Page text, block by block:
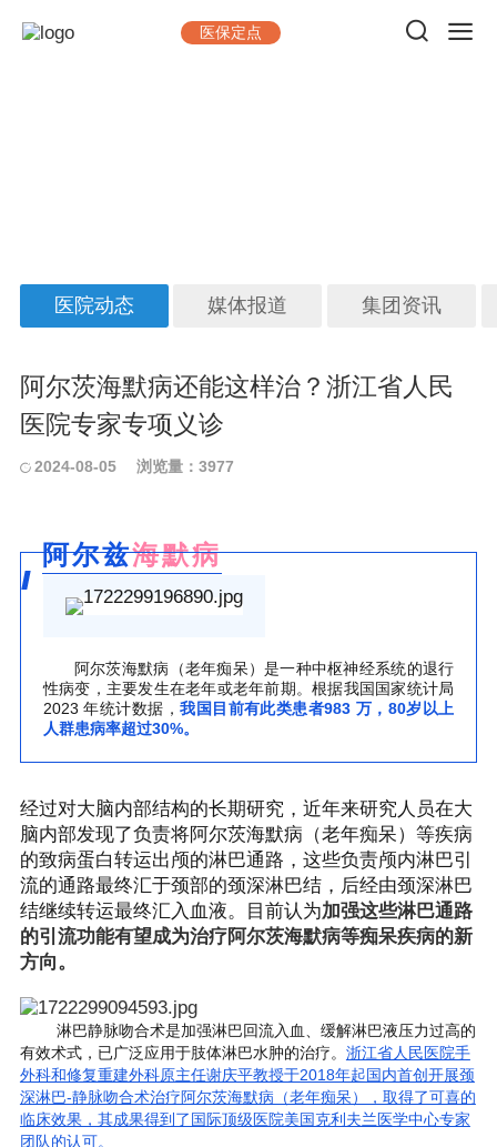
医保定点
医院动态 媒体报道 集团资讯
阿尔茨海默病还能这样治？浙江省人民
医院专家专项义诊
2024-08-05 浏览量：3977
阿尔兹海默病
阿尔茨海默病（老年痴呆）是一种中枢神经系统的退行
性病变，主要发生在老年或老年前期。根据我国国家统计局
2023 年统计数据，我国目前有此类患者983 万，80岁以上
人群患病率超过30%。
经过对大脑内部结构的长期研究，近年来研究人员在大
脑内部发现了负责将阿尔茨海默病（老年痴呆）等疾病
的致病蛋白转运出颅的淋巴通路，这些负责颅内淋巴引
流的通路最终汇于颈部的颈深淋巴结，后经由颈深淋巴
结继续转运最终汇入血液。目前认为加强这些淋巴通路
的引流功能有望成为治疗阿尔茨海默病等痴呆疾病的新
方向。
淋巴静脉吻合术是加强淋巴回流入血、缓解淋巴液压力过高的
有效术式，已广泛应用于肢体淋巴水肿的治疗。 浙江省人民医院手
外科和修复重建外科原主任谢庆平教授于2018年起国内首创开展颈
深淋巴-静脉吻合术治疗阿尔茨海默病（老年痴呆），取得了可喜的
临床效果，其成果得到了国际顶级医院美国克利夫兰医学中心专家
团队的认可。